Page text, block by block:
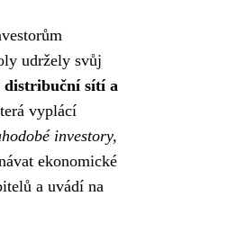
udržely svůj
distribuční sítí a
vyplácí
investory,
ekonomické
a uvádí na